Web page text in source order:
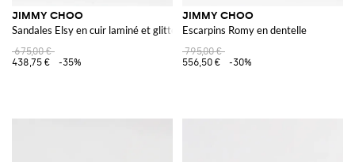
JIMMY CHOO
Sandales Elsy en cuir laminé et glitter
675,00 €
438,75 €
-35%
JIMMY CHOO
Escarpins Romy en dentelle
795,00 €
556,50 €
-30%